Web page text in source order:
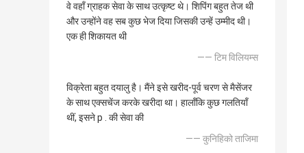
वे वहाँ ग्राहक सेवा के साथ उत्कृष्ट थे। शिपिंग बहुत तेज थी
और उन्होंने वह सब कुछ भेज दिया जिसकी उन्हें उम्मीद थी।
एक ही शिकायत थी
—— टिम विलियम्स
विक्रेता बहुत दयालु है। मैंने इसे खरीद-पूर्व चरण से मैसेंजर
के साथ एक्सचेंज करके खरीदा था। हालाँकि कुछ गलतियाँ
थीं, इसने p . की सेवा की
—— कुनिहिको ताजिमा